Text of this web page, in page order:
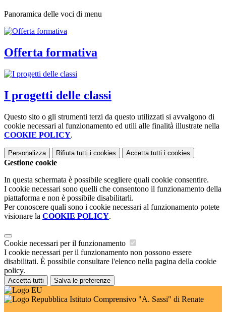
Panoramica delle voci di menu
Offerta formativa
I progetti delle classi
Questo sito o gli strumenti terzi da questo utilizzati si avvalgono di
cookie necessari al funzionamento ed utili alle finalità illustrate nella
COOKIE POLICY.
Personalizza Rifiuta tutti i cookies Accetta tutti i cookies
Gestione cookie
In questa schermata è possibile scegliere quali cookie consentire.
I cookie necessari sono quelli che consentono il funzionamento della
piattaforma e non è possibile disabilitarli.
Per conoscere quali sono i cookie necessari al funzionamento potete
visionare la COOKIE POLICY.
Cookie necessari per il funzionamento
I cookie necessari per il funzionamento non possono essere
disabilitati. È possibile consultare l'elenco nella pagina della cookie
policy.
Accetta tutti Salva le preferenze
Istituto Comprensivo "A. Sassi" di Renate